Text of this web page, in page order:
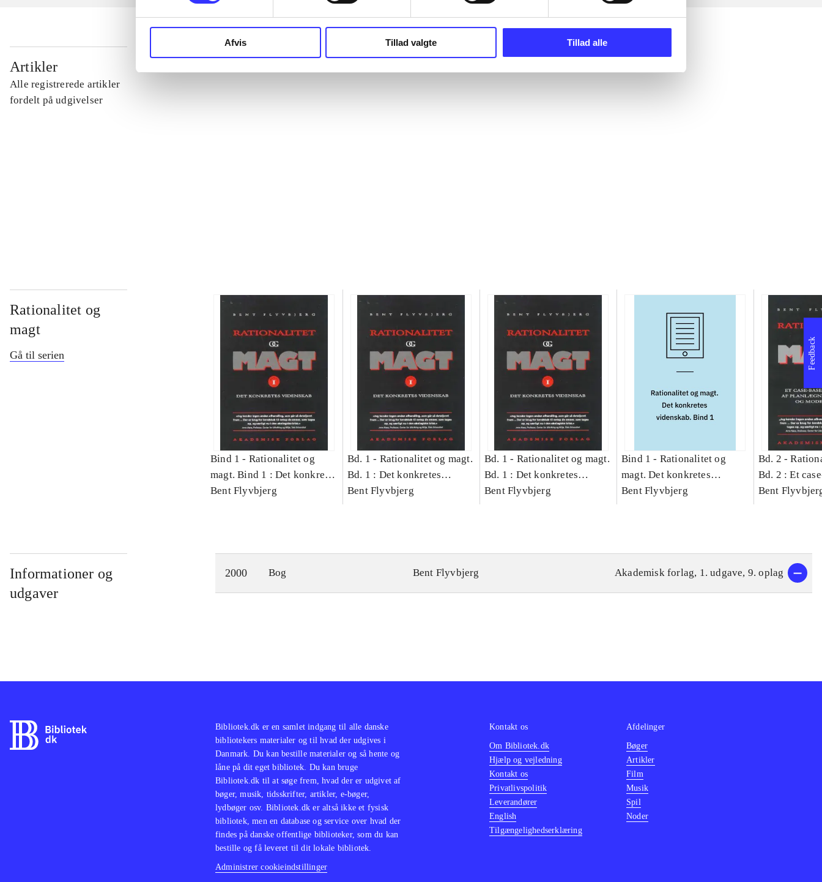
Afvis Tillad valgte Tillad alle
Artikler
Alle registrerede artikler
fordelt på udgivelser
...
Rationalitet og
magt
Gå til serien
Bind 1 - Rationalitet og
magt. Bind 1 : Det konkretes
videnskab
Bent Flyvbjerg
Bd. 1 - Rationalitet og magt.
Bd. 1 : Det konkretes
videnskab
Bent Flyvbjerg
Bd. 1 - Rationalitet og magt.
Bd. 1 : Det konkretes
videnskab
Bent Flyvbjerg
Bind 1 - Rationalitet og
magt. Det konkretes
videnskab. Bind 1
Bent Flyvbjerg
Bd. 2 -
Bd. 2 : Et
studie af
Bent
Informationer og
udgaver
2000 Bog Bent Flyvbjerg Akademisk forlag, 1. udgave, 9. oplag
Feedback
Bibliotek.dk er en samlet indgang til alle danske
bibliotekers materialer og til hvad der udgives i
Danmark. Du kan bestille materialer og så hente og
låne på dit eget bibliotek. Du kan bruge
Bibliotek.dk til at søge frem, hvad der er udgivet af
bøger, musik, tidsskrifter, artikler, e-bøger,
lydbøger osv. Bibliotek.dk er altså ikke et fysisk
bibliotek, men en database og service over hvad der
findes på danske offentlige biblioteker, som du kan
bestille og få leveret til dit lokale bibliotek.
Administrer cookieindstillinger
Kontakt os
Om Bibliotek.dk
Hjælp og vejledning
Kontakt os
Privatlivspolitik
Leverandører
English
Tilgængelighedserklæring
Afdelinger
Bøger
Artikler
Film
Musik
Spil
Noder